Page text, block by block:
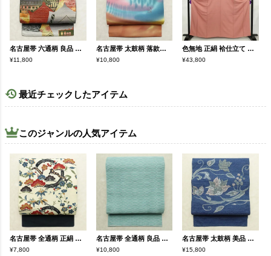
名古屋帯 六通柄 良品 正絹 風景柄 名古屋仕立て なごや帯 リサイクル帯 帯 緑・うぐいす色
¥11,800
名古屋帯 太鼓柄 落款入り 正絹 幾何学柄・抽象柄 名古屋仕立て なごや帯 リサイクル帯 帯 モダン 茶
¥10,800
色無地 正絹 袷仕立て 身丈162cm 裄丈65cm リサイクル着物 一部しつけ糸付き 着物 お茶会 七五三 フォーマル ピンク
¥43,800
最近チェックしたアイテム
このジャンルの人気アイテム
名古屋帯 全通柄 正絹 古典柄 名古屋仕立て なごや帯 リサイクル帯 帯 クリーム
¥7,800
名古屋帯 全通柄 良品 夏用 混紡 縞柄・線柄 松葉仕立て なごや帯 リサイクル帯 帯 青・紺
¥10,800
名古屋帯 太鼓柄 美品 正絹 花柄 松葉仕立て なごや帯 リサイクル帯 帯 青・紺
¥15,800